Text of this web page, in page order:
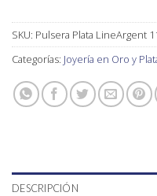
SKU: Pulsera Plata LineArgent
Categorías: Joyería en Oro y
DESCRIPCIÓN